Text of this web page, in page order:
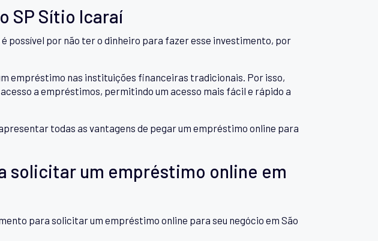
SP Sítio Icaraí
possível por não ter o dinheiro para fazer esse investimento, por
empréstimo nas instituições financeiras tradicionais. Por isso,
a empréstimos, permitindo um acesso mais fácil e rápido a
todas as vantagens de pegar um empréstimo online para
solicitar um empréstimo online em
para solicitar um empréstimo online para seu negócio em São